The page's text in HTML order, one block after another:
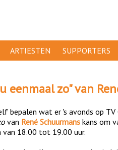
ARTIESTEN SUPPORTERS
AANMELDEN
eenmaal zo" van
bepalen wat er 's avonds op
van René Schuurmans kans om
van 18.00 tot 19.00 uur.